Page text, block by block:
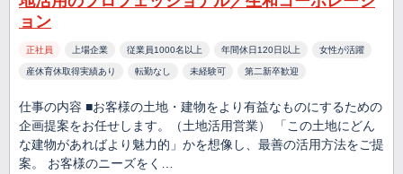
ョン
正社員 上場企業 従業員1000名以上 年間休日120日以上 女性が活躍
産休育休取得実績あり 転勤なし 未経験可 第二新卒歓迎
仕事の内容 ■お客様の土地・建物をより有益なものにするための
企画提案をお任せします。（土地活用営業） 「この土地にどん
な建物があればより魅力的」かを想像し、最善の活用方法をご提
案。 お客様のニーズをく…